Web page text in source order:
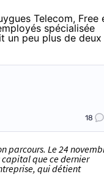
Telecom, Free
spécialisée
un peu plus de deux
18
parcours. Le 24
capital que ce dernier
qui détient